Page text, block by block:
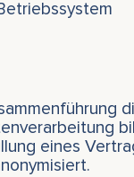
eines